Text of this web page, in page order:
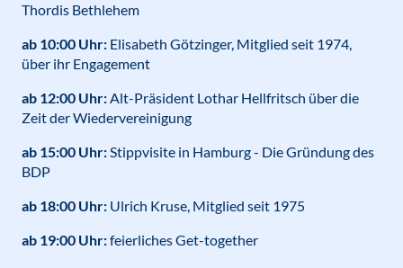
Thordis Bethlehem
ab 10:00 Uhr: Elisabeth Götzinger, Mitglied seit 1974,
über ihr Engagement
ab 12:00 Uhr:Alt-Präsident Lothar Hellfritsch über die
Zeit der Wiedervereinigung
ab 15:00 Uhr:Stippvisite in Hamburg - Die Gründung des
BDP
ab 18:00 Uhr: Ulrich Kruse, Mitglied seit 1975
ab 19:00 Uhr:feierliches Get-together